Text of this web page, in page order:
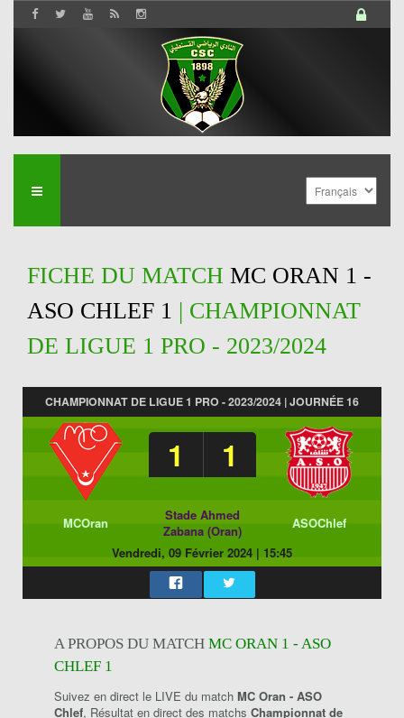
FICHE DU MATCH MC ORAN 1 -
ASO CHLEF 1 | CHAMPIONNAT
DE LIGUE 1 PRO - 2023/2024
CHAMPIONNAT DE LIGUE 1 PRO - 2023/2024 | JOURNÉE 16
1 1
MCOran
Stade Ahmed
Zabana (Oran)
ASOChlef
Vendredi, 09 Février 2024 | 15:45
A PROPOS DU MATCH MC ORAN 1 - ASO
CHLEF 1
Suivez en direct le LIVE du match MC Oran - ASO
Chlef, Résultat en direct des matchs Championnat de